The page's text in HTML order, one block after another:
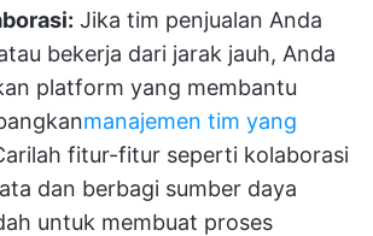
Jika tim penjualan Anda
bekerja dari jarak jauh, Anda
platform yang membantu
manajemen tim yang
fitur-fitur seperti kolaborasi
dan berbagi sumber daya
untuk membuat proses